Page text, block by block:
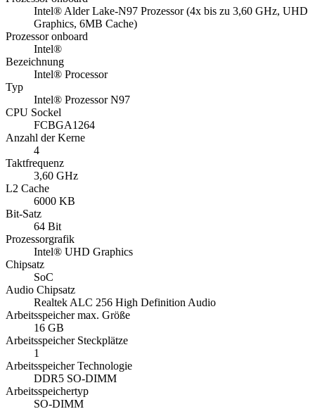
Intel® Alder Lake-N97 Prozessor (4x bis zu 3,60 GHz, UHD
Graphics, 6MB Cache)
Prozessor onboard
Intel®
Bezeichnung
Intel® Processor
Typ
Intel® Prozessor N97
CPU Sockel
FCBGA1264
Anzahl der Kerne
4
Taktfrequenz
3,60 GHz
L2 Cache
6000 KB
Bit-Satz
64 Bit
Prozessorgrafik
Intel® UHD Graphics
Chipsatz
SoC
Audio Chipsatz
Realtek ALC 256 High Definition Audio
Arbeitsspeicher max. Größe
16 GB
Arbeitsspeicher Steckplätze
1
Arbeitsspeicher Technologie
DDR5 SO-DIMM
Arbeitsspeichertyp
SO-DIMM